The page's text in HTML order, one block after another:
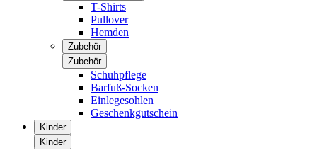
T-Shirts
Pullover
Hemden
Zubehör
Zubehör
Schuhpflege
Barfuß-Socken
Einlegesohlen
Geschenkgutschein
Kinder
Kinder